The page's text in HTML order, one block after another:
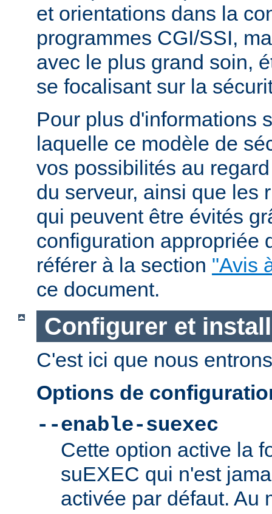
et orientations dans la
programmes CGI/SSI,
avec le plus grand soin,
se focalisant sur la
Pour plus d'informations
laquelle ce modèle de
vos possibilités au
du serveur, ainsi que les
qui peuvent être évités
configuration appropriée
référer à la section "Avis
ce document.
Configurer et
C'est ici que nous
Options de
--enable-suexec
Cette option active la
suEXEC qui n'est
activée par défaut. Au